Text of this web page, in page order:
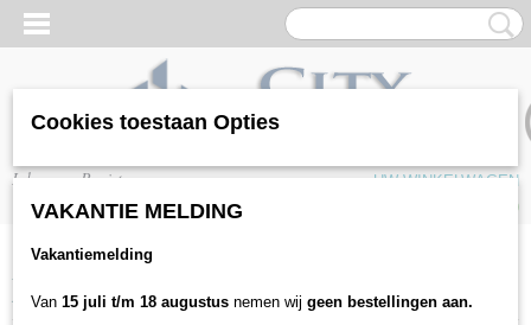
Inloggen Registreren
UW WINKELWAGEN
(0)
Home
ND 3838 Oak polar
Cookies toestaan Opties
VAKANTIE MELDING
Vakantiemelding
Van 15 juli t/m 18 augustus nemen wij geen bestellingen aan.